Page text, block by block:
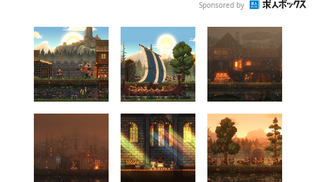
Sponsored by